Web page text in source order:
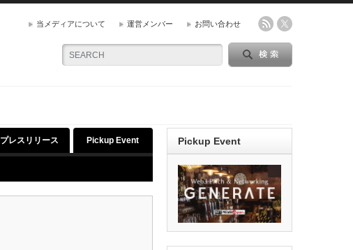
当メディアについて 運営メンバー お問い合わせ
プレスリリース Pickup Event Pickup Event